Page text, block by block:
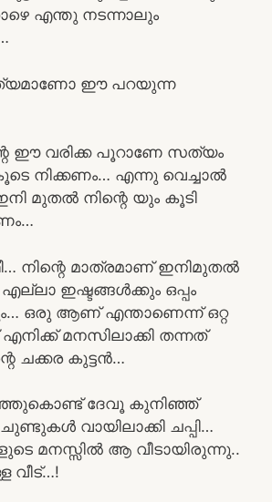
എന്തു നടന്നാലും
ഈ പറയുന്ന
ഈ വരിക്ക പൂറാണേ സത്യം
നിക്കണം… എന്നു വെച്ചാൽ
മുതൽ നിന്റെ യും കൂടി
നിന്റെ മാത്രമാണ് ഇനിമുതൽ
ഇഷ്ടങ്ങൾക്കും ഒപ്പം
ഒരു ആണ് എന്താണെന്ന് ഒറ്റ
മനസിലാക്കി തന്നത്
ചക്കര കുട്ടൻ…
ദേവൂ കുനിഞ്ഞ്
വായിലാക്കി ചപ്പി…
മനസ്സിൽ ആ വീടായിരുന്നു..
വീട്…!